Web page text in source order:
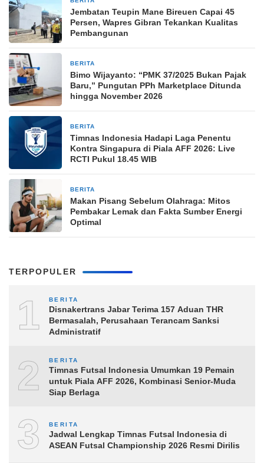
Jembatan Teupin Mane Bireuen Capai 45
Persen, Wapres Gibran Tekankan Kualitas
Pembangunan
BERITA
Bimo Wijayanto: “PMK 37/2025 Bukan Pajak
Baru,” Pungutan PPh Marketplace Ditunda
hingga November 2026
BERITA
Timnas Indonesia Hadapi Laga Penentu
Kontra Singapura di Piala AFF 2026: Live
RCTI Pukul 18.45 WIB
BERITA
Makan Pisang Sebelum Olahraga: Mitos
Pembakar Lemak dan Fakta Sumber Energi
Optimal
TERPOPULER
1 BERITA
Disnakertrans Jabar Terima 157 Aduan THR
Bermasalah, Perusahaan Terancam Sanksi
Administratif
2 BERITA
Timnas Futsal Indonesia Umumkan 19 Pemain
untuk Piala AFF 2026, Kombinasi Senior-Muda
Siap Berlaga
3 BERITA
Jadwal Lengkap Timnas Futsal Indonesia di
ASEAN Futsal Championship 2026 Resmi Dirilis